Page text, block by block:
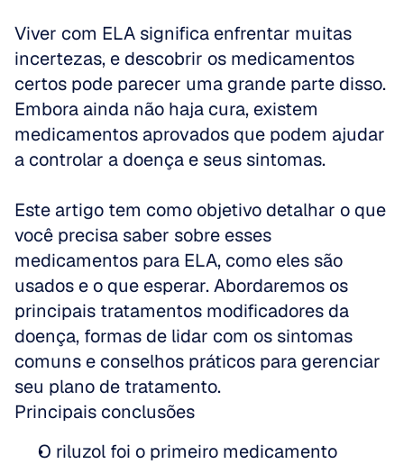
Viver com ELA significa enfrentar muitas
incertezas, e descobrir os medicamentos
certos pode parecer uma grande parte disso.
Embora ainda não haja cura, existem
medicamentos aprovados que podem ajudar
a controlar a doença e seus sintomas.
Este artigo tem como objetivo detalhar o que
você precisa saber sobre esses
medicamentos para ELA, como eles são
usados e o que esperar. Abordaremos os
principais tratamentos modificadores da
doença, formas de lidar com os sintomas
comuns e conselhos práticos para gerenciar
seu plano de tratamento.
Principais conclusões
O riluzol foi o primeiro medicamento